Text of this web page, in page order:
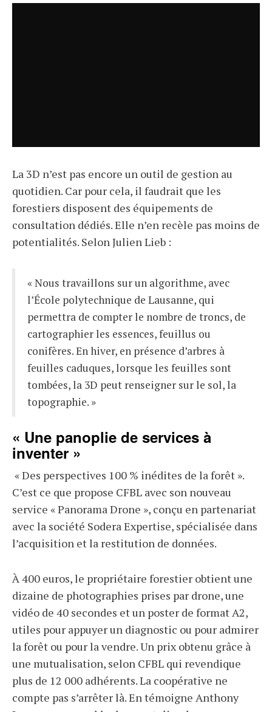
La 3D n’est pas encore un outil de gestion au
quotidien. Car pour cela, il faudrait que les
forestiers disposent des équipements de
consultation dédiés. Elle n’en recèle pas moins de
potentialités. Selon Julien Lieb :
« Nous travaillons sur un algorithme, avec
l’École polytechnique de Lausanne, qui
permettra de compter le nombre de troncs, de
cartographier les essences, feuillus ou
conifères. En hiver, en présence d’arbres à
feuilles caduques, lorsque les feuilles sont
tombées, la 3D peut renseigner sur le sol, la
topographie. »
« Une panoplie de services à
inventer »
« Des perspectives 100 % inédites de la forêt ».
C’est ce que propose CFBL avec son nouveau
service « Panorama Drone », conçu en partenariat
avec la société Sodera Expertise, spécialisée dans
l’acquisition et la restitution de données.
À 400 euros, le propriétaire forestier obtient une
dizaine de photographies prises par drone, une
vidéo de 40 secondes et un poster de format A2,
utiles pour appuyer un diagnostic ou pour admirer
la forêt ou pour la vendre. Un prix obtenu grâce à
une mutualisation, selon CFBL qui revendique
plus de 12 000 adhérents. La coopérative ne
compte pas s’arrêter là. En témoigne Anthony